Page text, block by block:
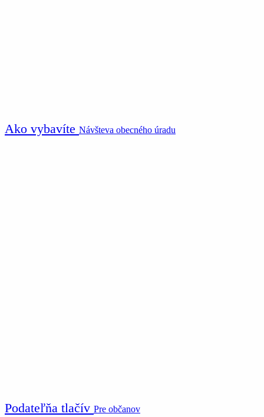
Ako vybavíte Návšteva obecného úradu
Podateľňa tlačív Pre občanov